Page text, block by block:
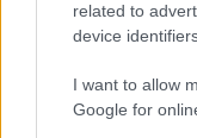
related to
device
I want to allow
Google for
ΕΤΙΚΕΤΕΣ Fleet
Τηλεματική